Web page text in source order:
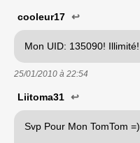
cooleur17 ↩
Mon UID: 135090! Illimité!
25/01/2010 à 22:54
Liitoma31 ↩
Svp Pour Mon TomTom =)